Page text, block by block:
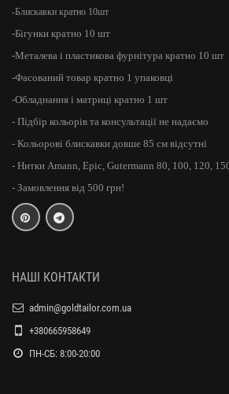
-Блискавки кратно 10шт
-Бігунки кратно 10 шт
-Металева і пластикова фурнітура кратно 10 шт
-Фасований товар кратно 1 упаковці
-Обладнання і матриці кратно 1 шт
- Підбір кольорів та консультації не надаємо
- Кольорові блискавки довше 85 см відсутні
- Нитки Amann, Epic, Gutermann 80, 100, 120, 150
- Замовлення від 500 грн!
НАШІ КОНТАКТИ
admin@goldtailor.com.ua
+380665958649
ПН-СБ: 8:00-20:00